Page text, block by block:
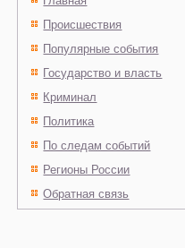
Происшествия
Популярные события
Государство и власть
Криминал
Политика
По следам событий
Регионы России
Обратная связь